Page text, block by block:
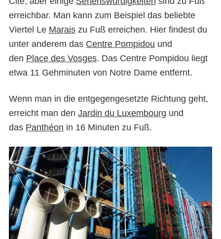
erreichbar. Man kann zum Beispiel das beliebte
Viertel Le Marais zu Fuß erreichen. Hier findest du
unter anderem das Centre Pompidou und
den Place des Vosges. Das Centre Pompidou liegt
etwa 11 Gehminuten von Notre Dame entfernt.
Wenn man in die entgegengesetzte Richtung geht,
erreicht man den Jardin du Luxembourg und
das Panthéon in 16 Minuten zu Fuß.